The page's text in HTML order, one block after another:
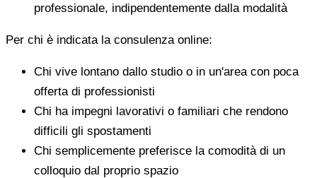
professionale, indipendentemente dalla modalità
Per chi è indicata la consulenza online:
Chi vive lontano dallo studio o in un'area con poca
offerta di professionisti
Chi ha impegni lavorativi o familiari che rendono
difficili gli spostamenti
Chi semplicemente preferisce la comodità di un
colloquio dal proprio spazio